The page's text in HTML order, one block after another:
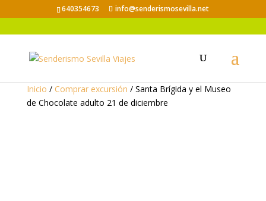
640354673 info@senderismosevilla.net
Inicio / Comprar excursión / Santa Brígida y el Museo
de Chocolate adulto 21 de diciembre